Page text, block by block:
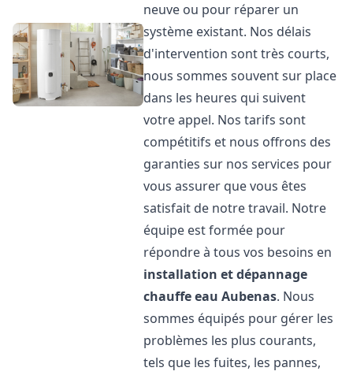
neuve ou pour réparer un
système existant. Nos délais
d'intervention sont très courts,
nous sommes souvent sur place
dans les heures qui suivent
votre appel. Nos tarifs sont
compétitifs et nous offrons des
garanties sur nos services pour
vous assurer que vous êtes
satisfait de notre travail. Notre
équipe est formée pour
répondre à tous vos besoins en
installation et dépannage
chauffe eau Aubenas. Nous
sommes équipés pour gérer les
problèmes les plus courants,
tels que les fuites, les pannes,